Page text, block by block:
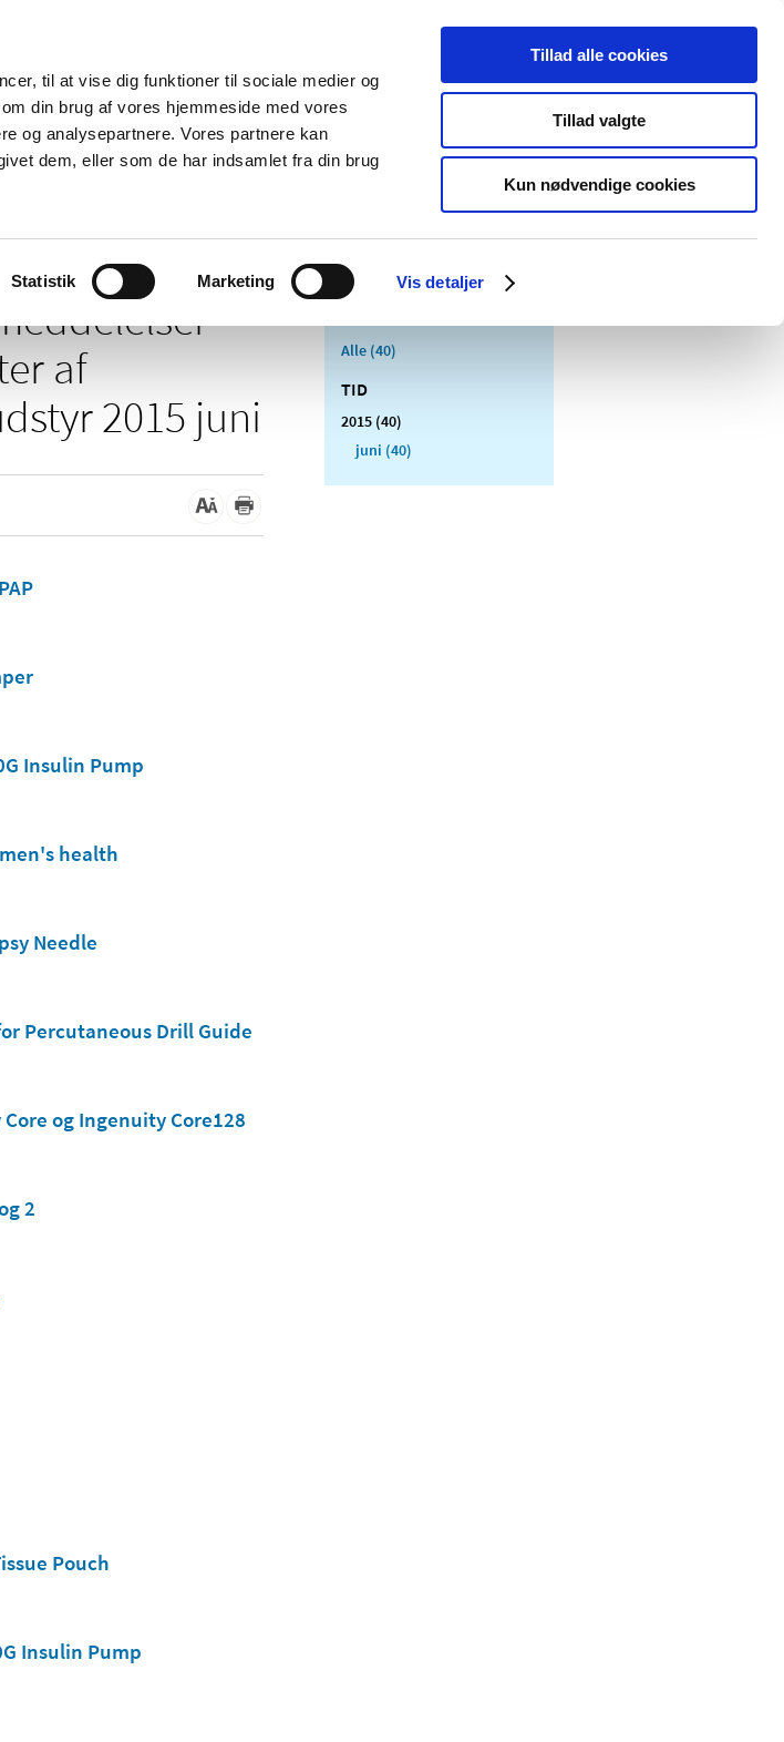
til at vise dig funktioner til sociale medier og
din brug af vores hjemmeside med vores
og analysepartnere. Vores partnere kan
dem, eller som de har indsamlet fra din brug
Statistik Marketing Vis detaljer
Tillad alle cookies
Tillad valgte
Kun nødvendige cookies
Nyheder Om os Kontakt Udgivelser
Apoteker og salg af
Medicinsk
Særlige
produktområder
af
2015 juni
Insulin Pump
health
Needle
Percutaneous Drill Guide
og Ingenuity Core128
2
Pouch
Insulin Pump
Alle (40)
TID
2015 (40)
juni (40)